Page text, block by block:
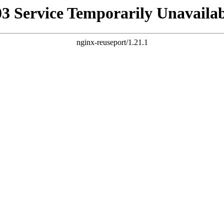
Service Temporarily
nginx-reuseport/1.21.1